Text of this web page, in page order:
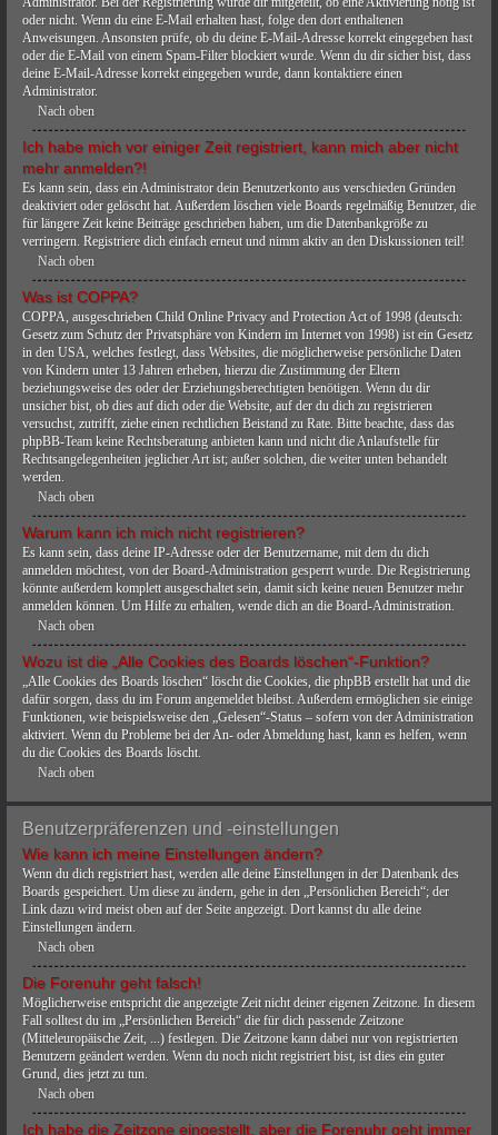
oder nicht. Wenn du eine E-Mail erhalten hast, folge den dort enthaltenen
Anweisungen. Ansonsten prüfe, ob du deine E-Mail-Adresse korrekt eingegeben hast
oder die E-Mail von einem Spam-Filter blockiert wurde. Wenn du dir sicher bist, dass
deine E-Mail-Adresse korrekt eingegeben wurde, dann kontaktiere einen
Administrator.
Nach oben
Ich habe mich vor einiger Zeit registriert, kann mich aber nicht
mehr anmelden?!
Es kann sein, dass ein Administrator dein Benutzerkonto aus verschieden Gründen
deaktiviert oder gelöscht hat. Außerdem löschen viele Boards regelmäßig Benutzer, die
für längere Zeit keine Beiträge geschrieben haben, um die Datenbankgröße zu
verringern. Registriere dich einfach erneut und nimm aktiv an den Diskussionen teil!
Nach oben
Was ist COPPA?
COPPA, ausgeschrieben Child Online Privacy and Protection Act of 1998 (deutsch:
Gesetz zum Schutz der Privatsphäre von Kindern im Internet von 1998) ist ein Gesetz
in den USA, welches festlegt, dass Websites, die möglicherweise persönliche Daten
von Kindern unter 13 Jahren erheben, hierzu die Zustimmung der Eltern
beziehungsweise des oder der Erziehungsberechtigten benötigen. Wenn du dir
unsicher bist, ob dies auf dich oder die Website, auf der du dich zu registrieren
versuchst, zutrifft, ziehe einen rechtlichen Beistand zu Rate. Bitte beachte, dass das
phpBB-Team keine Rechtsberatung anbieten kann und nicht die Anlaufstelle für
Rechtsangelegenheiten jeglicher Art ist; außer solchen, die weiter unten behandelt
werden.
Nach oben
Warum kann ich mich nicht registrieren?
Es kann sein, dass deine IP-Adresse oder der Benutzername, mit dem du dich
anmelden möchtest, von der Board-Administration gesperrt wurde. Die Registrierung
könnte außerdem komplett ausgeschaltet sein, damit sich keine neuen Benutzer mehr
anmelden können. Um Hilfe zu erhalten, wende dich an die Board-Administration.
Nach oben
Wozu ist die „Alle Cookies des Boards löschen“-Funktion?
„Alle Cookies des Boards löschen“ löscht die Cookies, die phpBB erstellt hat und die
dafür sorgen, dass du im Forum angemeldet bleibst. Außerdem ermöglichen sie einige
Funktionen, wie beispielsweise den „Gelesen“-Status – sofern von der Administration
aktiviert. Wenn du Probleme bei der An- oder Abmeldung hast, kann es helfen, wenn
du die Cookies des Boards löscht.
Nach oben
Benutzerpräferenzen und -einstellungen
Wie kann ich meine Einstellungen ändern?
Wenn du dich registriert hast, werden alle deine Einstellungen in der Datenbank des
Boards gespeichert. Um diese zu ändern, gehe in den „Persönlichen Bereich“; der
Link dazu wird meist oben auf der Seite angezeigt. Dort kannst du alle deine
Einstellungen ändern.
Nach oben
Die Forenuhr geht falsch!
Möglicherweise entspricht die angezeigte Zeit nicht deiner eigenen Zeitzone. In diesem
Fall solltest du im „Persönlichen Bereich“ die für dich passende Zeitzone
(Mitteleuropäische Zeit, ...) festlegen. Die Zeitzone kann dabei nur von registrierten
Benutzern geändert werden. Wenn du noch nicht registriert bist, ist dies ein guter
Grund, dies jetzt zu tun.
Nach oben
Ich habe die Zeitzone eingestellt, aber die Forenuhr geht immer